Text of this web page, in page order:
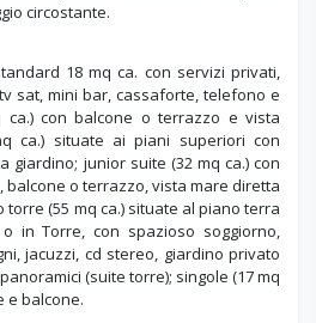
circostante.
18 mq ca. con servizi privati,
sat, mini bar, cassaforte, telefono e
ca.) con balcone o terrazzo e vista
ca.) situate ai piani superiori con
giardino; junior suite (32 mq ca.) con
balcone o terrazzo, vista mare diretta
(55 mq ca.) situate al piano terra
in Torre, con spazioso soggiorno,
jacuzzi, cd stereo, giardino privato
(suite torre); singole (17 mq
e balcone.